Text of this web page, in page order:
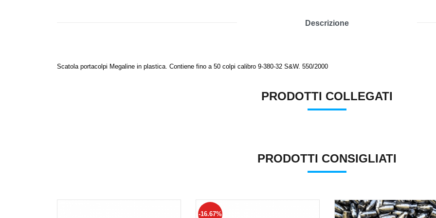
Descrizione
Scatola portacolpi Megaline in plastica. Contiene fino a 50 colpi calibro 9-380-32 S&W. 550/2000
PRODOTTI COLLEGATI
PRODOTTI CONSIGLIATI
-16.67%